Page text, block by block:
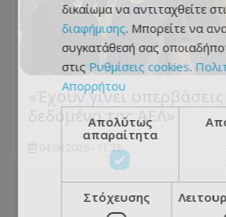
«Έχουν γίνει υπερβάσεις
δεδομένα της ΑΕΛ»
04.08.2026 - 11:33
δικαίωμα να αντιταχθείτε
διαφήμισης. Μπορείτε να
συγκατάθεσή σας
στις Ρυθμίσεις cookies.
Απορρήτου
Απολύτως
απαραίτητα
Στόχευσης